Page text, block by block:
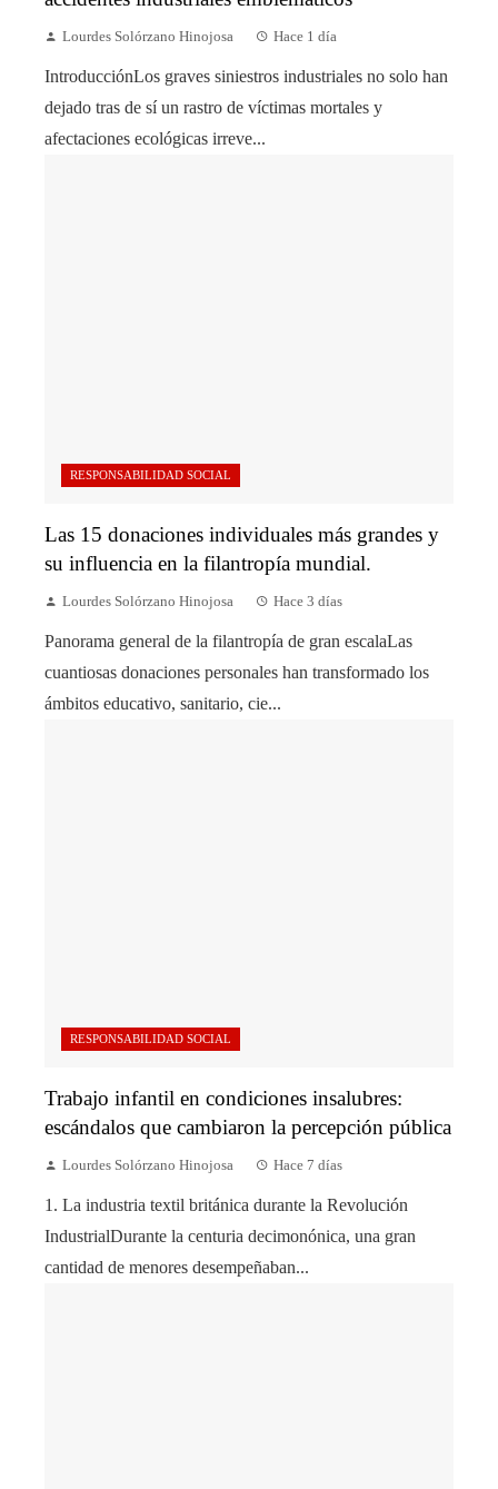
Lourdes Solórzano Hinojosa Hace 1 día
IntroducciónLos graves siniestros industriales no solo han
dejado tras de sí un rastro de víctimas mortales y
afectaciones ecológicas irreve...
RESPONSABILIDAD SOCIAL
Las 15 donaciones individuales más grandes y
su influencia en la filantropía mundial.
Lourdes Solórzano Hinojosa Hace 3 días
Panorama general de la filantropía de gran escalaLas
cuantiosas donaciones personales han transformado los
ámbitos educativo, sanitario, cie...
RESPONSABILIDAD SOCIAL
Trabajo infantil en condiciones insalubres:
escándalos que cambiaron la percepción pública
Lourdes Solórzano Hinojosa Hace 7 días
1. La industria textil británica durante la Revolución
IndustrialDurante la centuria decimonónica, una gran
cantidad de menores desempeñaban...